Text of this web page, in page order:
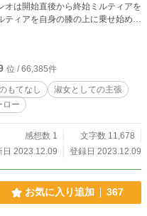
は開始直後から終始ミルティアを
ティアを自身の膝の上に乗せ始め
イドを刺激されてしまったミル
レオは一向に甘やかす行為をやめ
焼き菓子を「あーん」とあてがっ
ず、真っ赤な顔をしながらその膝
そんな二人のあるティータイムで
るお話です。
位 / 66,385件
もてなし
淑女としての主張
ロー
感想数 1
文字数 11,678
日 2023.12.09
登録日 2023.12.09
お気に入り追加 367